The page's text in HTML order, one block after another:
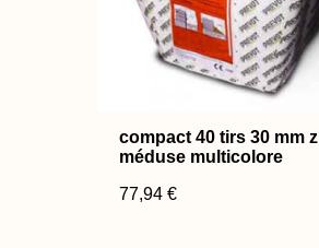
compact 40 tirs 30 mm z
méduse multicolore
77,94 €